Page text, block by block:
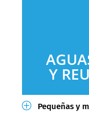
Y
P Pequeñas y